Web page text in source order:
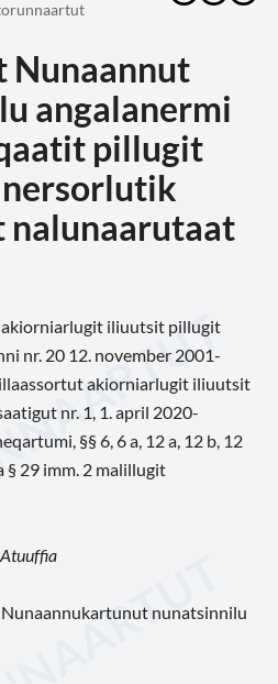
Nunaannut
angalanermi
pillugit
nalunaarutaat
iliuutsit pillugit
nr. 20 12. november 2001-
akiorniarlugit iliuutsit
nr. 1, 1. april 2020-
§§ 6, 6 a, 12 a, 12 b, 12
§ 29 imm. 2 malillugit
Atuuffia
nunatsinnilu